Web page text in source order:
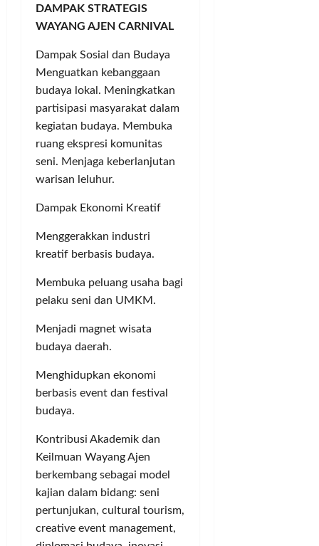
DAMPAK STRATEGIS
WAYANG AJEN CARNIVAL
Dampak Sosial dan Budaya
Menguatkan kebanggaan
budaya lokal. Meningkatkan
partisipasi masyarakat dalam
kegiatan budaya. Membuka
ruang ekspresi komunitas
seni. Menjaga keberlanjutan
warisan leluhur.
Dampak Ekonomi Kreatif
Menggerakkan industri
kreatif berbasis budaya.
Membuka peluang usaha bagi
pelaku seni dan UMKM.
Menjadi magnet wisata
budaya daerah.
Menghidupkan ekonomi
berbasis event dan festival
budaya.
Kontribusi Akademik dan
Keilmuan Wayang Ajen
berkembang sebagai model
kajian dalam bidang: seni
pertunjukan, cultural tourism,
creative event management,